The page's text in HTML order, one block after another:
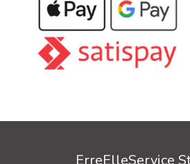
ErreElleService